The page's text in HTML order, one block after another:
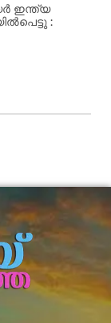
ഇന്ത്യ
: